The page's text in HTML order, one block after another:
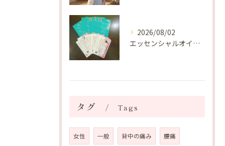
2026/08/02
エッセンシャルオイルプレゼントご当選番号発表 2026年8月
タグ Tags
女性 一般 背中の痛み 腰痛